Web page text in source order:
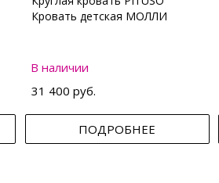
Кровать детская МОЛЛИ
В наличии
31 400 руб.
ПОДРОБНЕЕ